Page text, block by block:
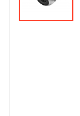
сигнализация